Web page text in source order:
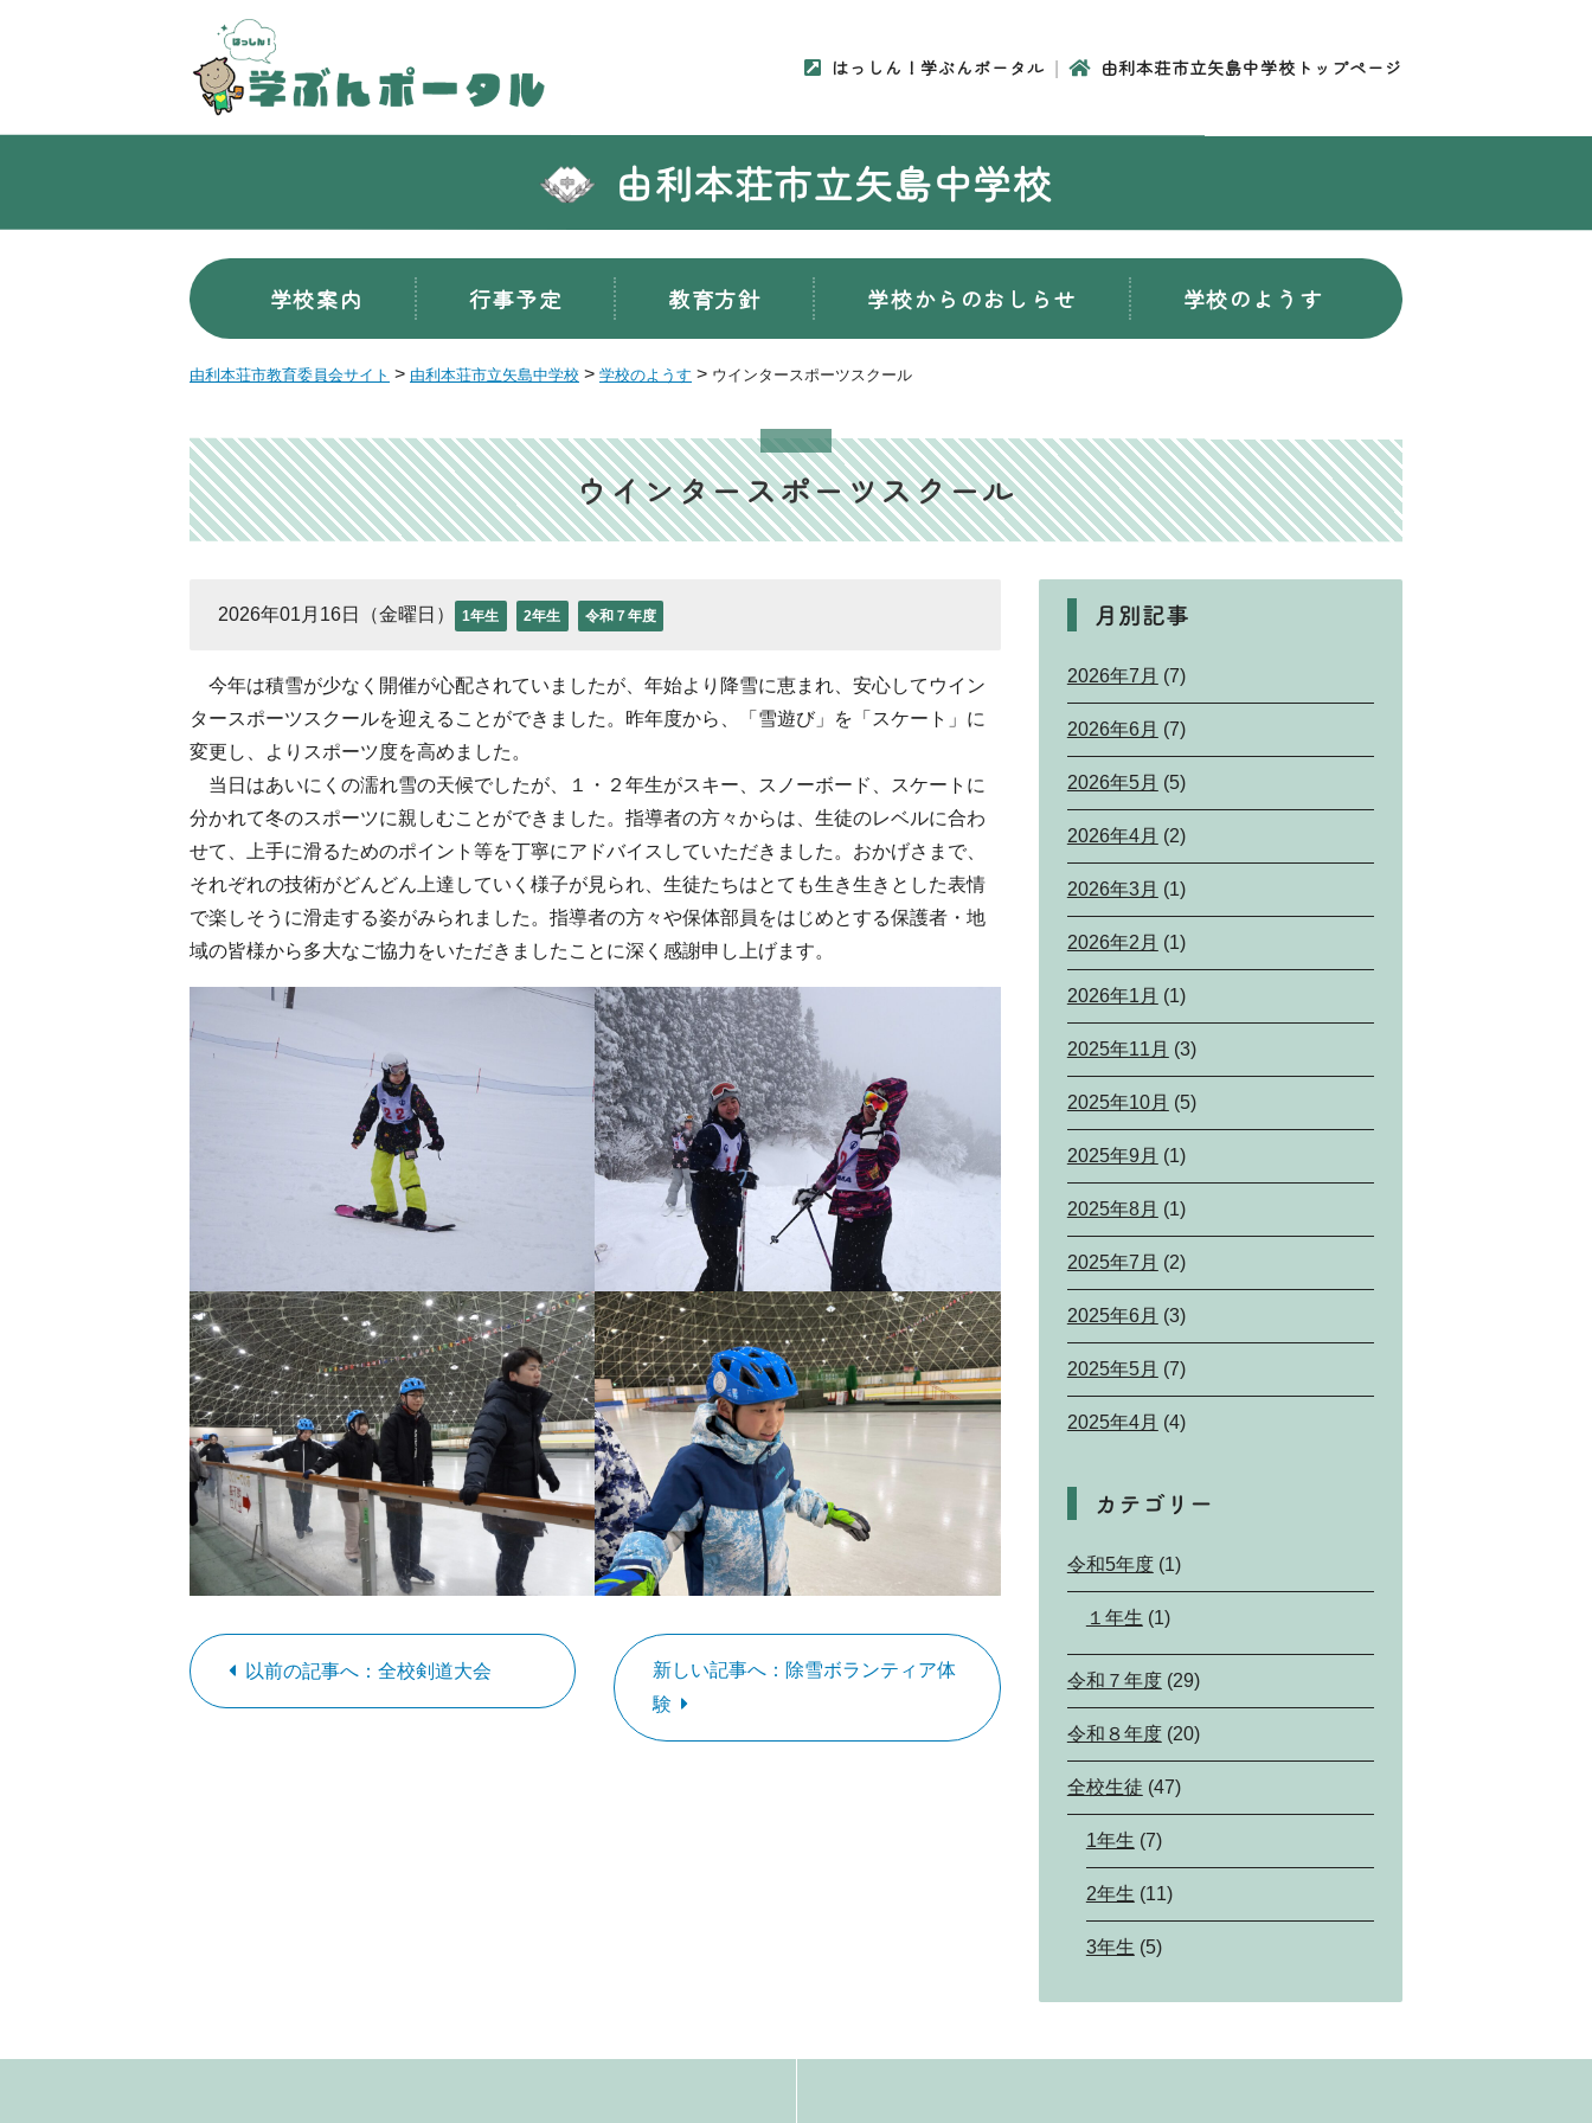
はっしん！学ぶんポータル 由利本荘市立矢島中学校トップページ
由利本荘市立矢島中学校
学校案内 行事予定 教育方針 学校からのおしらせ 学校のようす
由利本荘市教育委員会サイト > 由利本荘市立矢島中学校 > 学校のようす > ウインタースポーツスクール
ウインタースポーツスクール
2026年01月16日（金曜日） 1年生 2年生 令和７年度
今年は積雪が少なく開催が心配されていましたが、年始より降雪に恵まれ、安心してウイン
タースポーツスクールを迎えることができました。昨年度から、「雪遊び」を「スケート」に
変更し、よりスポーツ度を高めました。
当日はあいにくの濡れ雪の天候でしたが、１・２年生がスキー、スノーボード、スケートに
分かれて冬のスポーツに親しむことができました。指導者の方々からは、生徒のレベルに合わ
せて、上手に滑るためのポイント等を丁寧にアドバイスしていただきました。おかげさまで、
それぞれの技術がどんどん上達していく様子が見られ、生徒たちはとても生き生きとした表情
で楽しそうに滑走する姿がみられました。指導者の方々や保体部員をはじめとする保護者・地
域の皆様から多大なご協力をいただきましたことに深く感謝申し上げます。
以前の記事へ：全校剣道大会
新しい記事へ：除雪ボランティア体
験
月別記事
2026年7月 (7)
2026年6月 (7)
2026年5月 (5)
2026年4月 (2)
2026年3月 (1)
2026年2月 (1)
2026年1月 (1)
2025年11月 (3)
2025年10月 (5)
2025年9月 (1)
2025年8月 (1)
2025年7月 (2)
2025年6月 (3)
2025年5月 (7)
2025年4月 (4)
カテゴリー
令和5年度(1)
１年生 (1)
令和７年度(29)
令和８年度(20)
全校生徒 (47)
1年生 (7)
2年生 (11)
3年生 (5)